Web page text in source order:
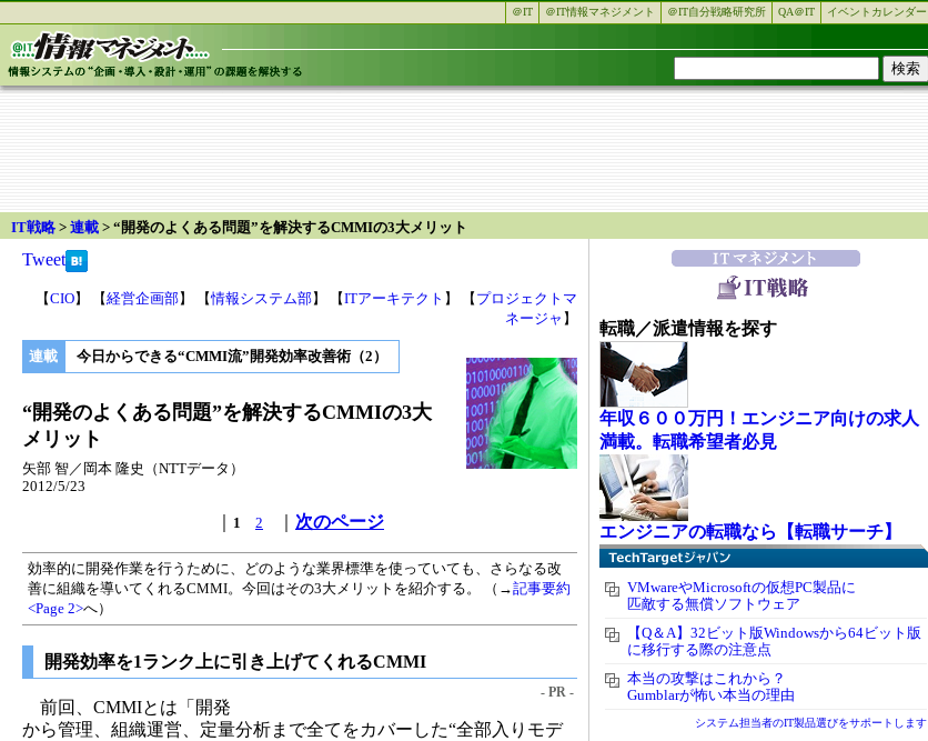
＠IT ＠IT情報マネジメント ＠IT自分戦略研究所 QA＠IT イベントカレンダー
IT戦略 > 連載 > “開発のよくある問題”を解決するCMMIの3大メリット
Tweet
【CIO】 【経営企画部】 【情報システム部】 【ITアーキテクト 】 【 プロジェクトマ
ネージャ 】
連載 今日からできる“CMMI流”開発効率改善術（2）
“開発のよくある問題”を解決するCMMIの3大
メリット
矢部 智／岡本 隆史（NTTデータ）
2012/5/23
1 2 次のページ
効率的に開発作業を行うために、どのような業界標準を使っていても、さらなる改
善に組織を導いてくれるCMMI。今回はその3大メリットを紹介する。 （→記事要約
<Page 2>へ）
開発効率を1ランク上に引き上げてくれるCMMI
- PR -
前回、CMMIとは「開発
から管理、組織運営、定量分析まで全てをカバーした“全部入りモデ
転職／派遣情報を探す
年収６００万円！エンジニア向けの求人
満載。転職希望者必見
エンジニアの転職なら【転職サーチ】
VMwareやMicrosoftの仮想PC製品に
匹敵する無償ソフトウェア
【Q＆A】32ビット版Windowsから64ビット版
に移行する際の注意点
本当の攻撃はこれから？
Gumblarが怖い本当の理由
システム担当者のIT製品選びをサポートします